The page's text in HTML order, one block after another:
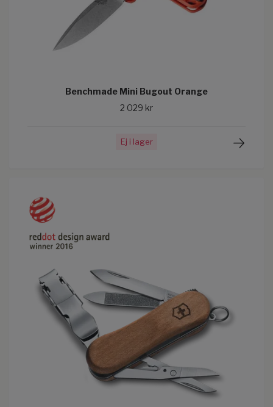
Benchmade Mini Bugout Orange
2 029 kr
Ej i lager